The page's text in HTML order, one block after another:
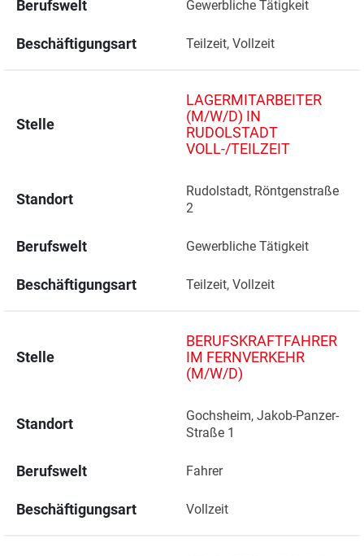
Berufswelt Gewerbliche Tätigkeit
Beschäftigungsart Teilzeit, Vollzeit
Stelle
LAGERMITARBEITER
(M/W/D) IN
RUDOLSTADT
VOLL-/TEILZEIT
Standort
Rudolstadt, Röntgenstraße
2
Berufswelt Gewerbliche Tätigkeit
Beschäftigungsart Teilzeit, Vollzeit
Stelle
BERUFSKRAFTFAHRER
IM FERNVERKEHR
(M/W/D)
Standort
Gochsheim, Jakob-Panzer-
Straße 1
Berufswelt Fahrer
Beschäftigungsart Vollzeit